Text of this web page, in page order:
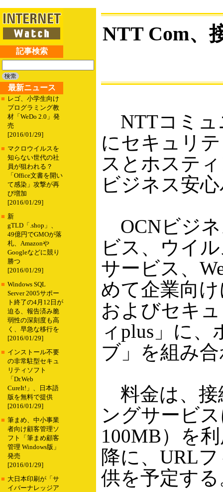
記事検索
最新ニュース
■ レゴ、小学生向け
プログラミング教
材「WeDo 2.0」発
売
[2016/01/29]
■ マクロウイルスを
知らない世代の社
員が狙われる？
「Office文書を開い
て感染」攻撃が再
び増加
[2016/01/29]
■ 新
gTLD「.shop」、
49億円でGMOが落
札、Amazonや
Googleなどに競り
勝つ
[2016/01/29]
■ Windows SQL
Server 2005サポー
ト終了の4月12日が
迫る、報告済み脆
弱性の深刻度も高
く、早急な移行を
[2016/01/29]
■ インストール不要
の非常駐型セキュ
リティソフト
「Dr.Web
CureIt!」、日本語
版を無料で提供
[2016/01/29]
■ 筆まめ、中小事業
者向け顧客管理ソ
フト「筆まめ顧客
管理 Windows版」
発売
[2016/01/29]
■ 大日本印刷が「サ
イバーナレッジア
NTT Com、
NTTコミュ
にセキュリ
スとホステ
ビジネス安
OCNビジネ
ビス、ウイ
サービス、
めて企業向
およびセキ
ィplus」に
ブ」を組み
料金は、接
ングサービ
100MB）を
降に、URL
供を予定す